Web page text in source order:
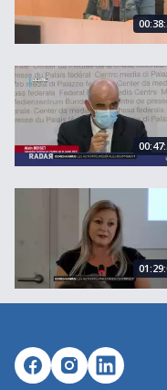
Coronavirus: Conf. de
COVID-19: mesures